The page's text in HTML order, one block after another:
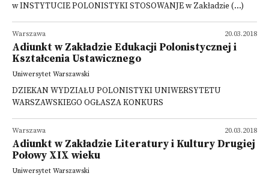
w INSTYTUCIE POLONISTYKI STOSOWANJE w Zakładzie (...)
20.03.2018
Warszawa
Adiunkt w Zakładzie Edukacji Polonistycznej i
Kształcenia Ustawicznego
Uniwersytet Warszawski
DZIEKAN WYDZIAŁU POLONISTYKI UNIWERSYTETU
WARSZAWSKIEGO OGŁASZA KONKURS
20.03.2018
Warszawa
Adiunkt w Zakładzie Literatury i Kultury Drugiej
Połowy XIX wieku
Uniwersytet Warszawski